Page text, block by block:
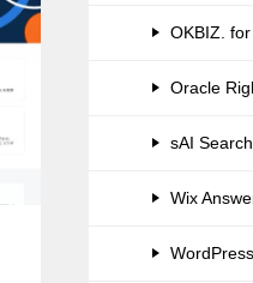
OKBIZ.
Oracle
sAI
Wix